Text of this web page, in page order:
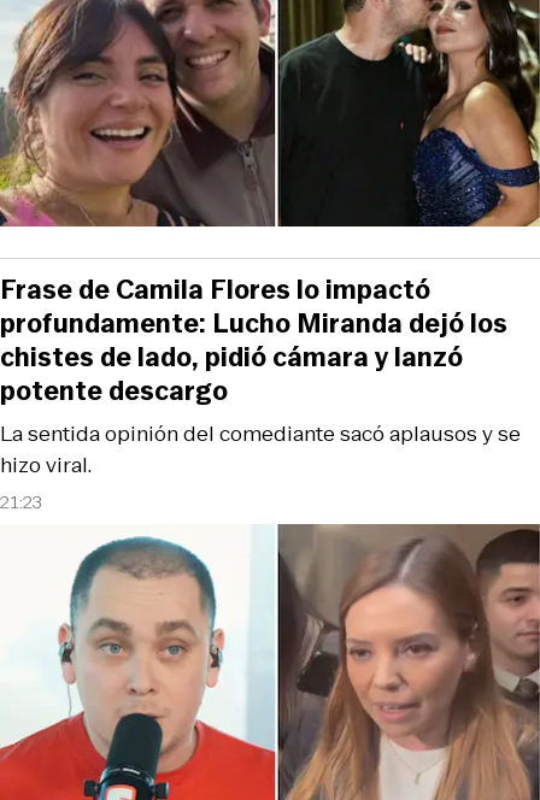
21:23
La sentida opinión del comediante sacó aplausos y se
hizo viral.
Frase de Camila Flores lo impactó
profundamente: Lucho Miranda dejó los
chistes de lado, pidió cámara y lanzó
potente descargo